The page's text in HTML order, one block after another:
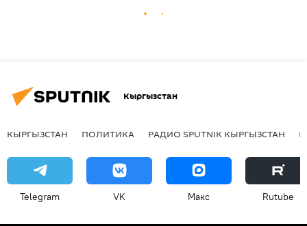
Кыргызстан
КЫРГЫЗСТАН ПОЛИТИКА РАДИО SPUTNIK КЫРГЫЗСТАН
Telegram VK Макс Rutube